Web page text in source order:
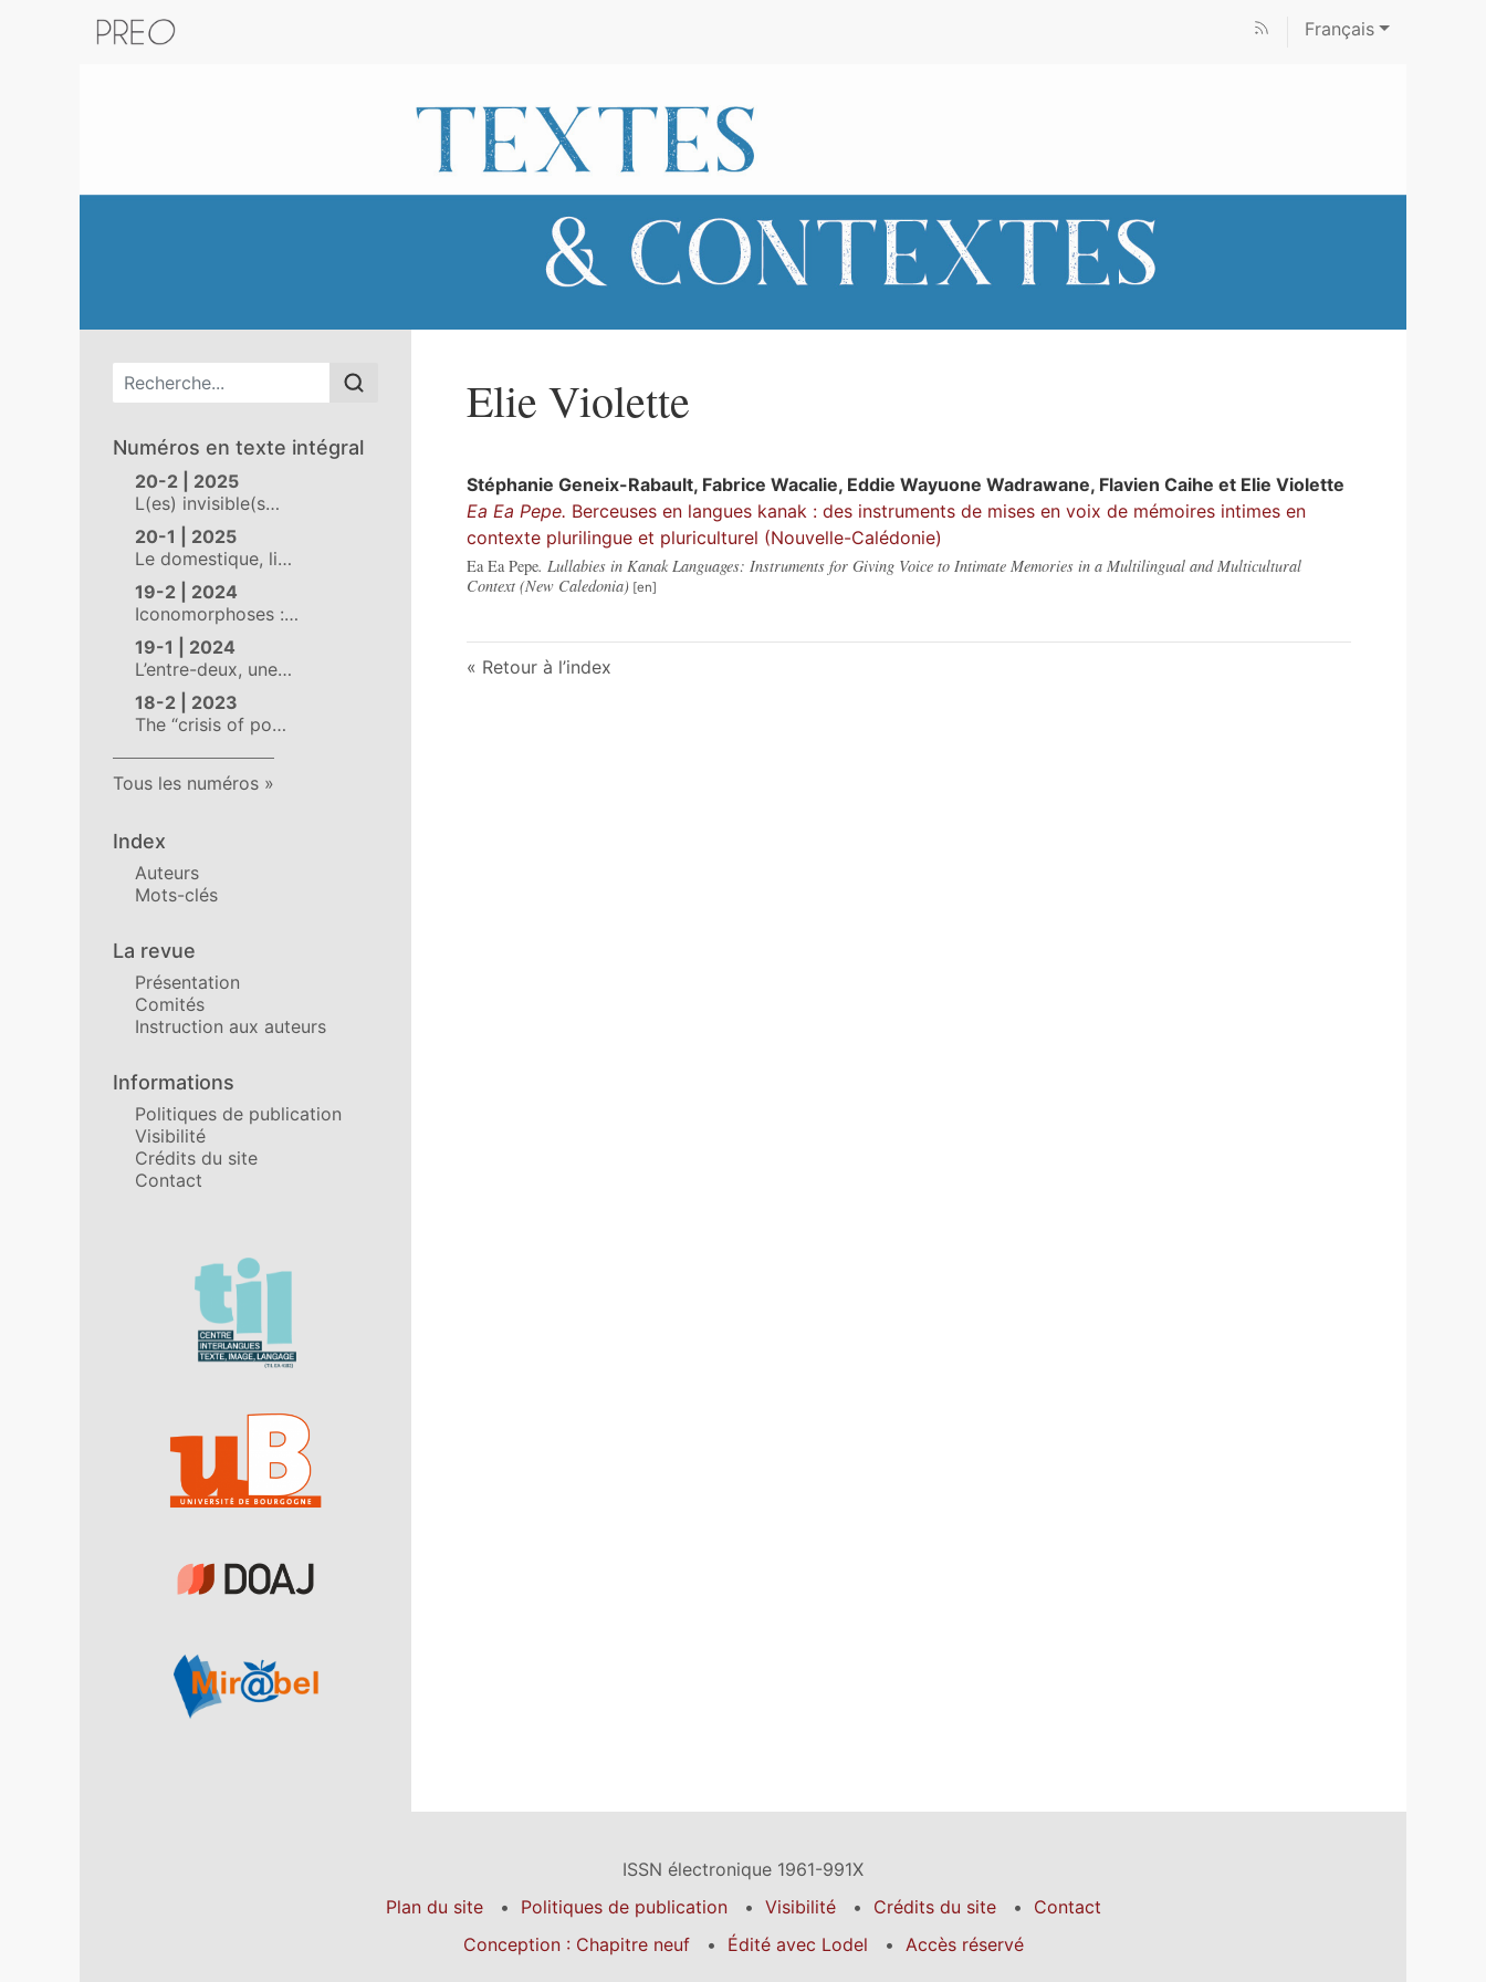
Français
Menu principal
Numéros en texte intégral
20-2 | 2025
L(es) invisible(s…
20-1 | 2025
Le domestique, li…
19-2 | 2024
Iconomorphoses :…
19-1 | 2024
L’entre-deux, une…
18-2 | 2023
The “crisis of po…
Tous les numéros
Index
Auteurs
Mots-clés
La revue
Présentation
Comités
Instruction aux auteurs
Informations
Politiques de publication
Visibilité
Crédits du site
Contact
Affiliations/partenaires
Elie Violette
Stéphanie Geneix-Rabault, Fabrice Wacalie, Eddie Wayuone Wadrawane, Flavien Caihe et Elie Violette
Ea Ea Pepe. Berceuses en langues kanak : des instruments de mises en voix de mémoires intimes en
contexte plurilingue et pluriculturel (Nouvelle-Calédonie)
Ea Ea Pepe. Lullabies in Kanak Languages: Instruments for Giving Voice to Intimate Memories in a Multilingual and Multicultural
Context (New Caledonia)
Retour à l’index
ISSN électronique 1961-991X
Plan du site
Politiques de publication Visibilité Crédits du site
Contact
Conception : Chapitre neuf
Édité avec Lodel Accès réservé